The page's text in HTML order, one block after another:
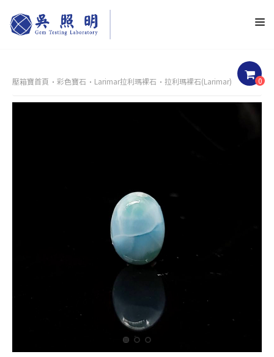
0
壓箱寶首頁 彩色寶石 Larimar拉利瑪裸石 拉利瑪裸石(Larimar)